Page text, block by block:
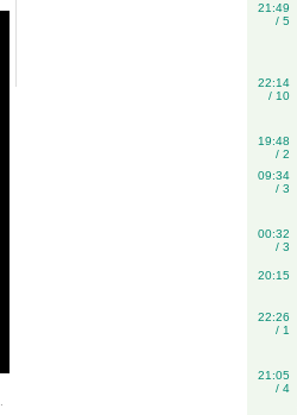
21:49
/ 5
22:14
/ 10
19:48
/ 2
09:34
/ 3
00:32
/ 3
20:15
22:26
/ 1
21:05
/ 4